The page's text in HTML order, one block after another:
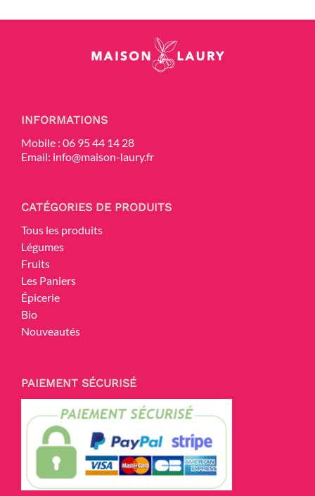
INFORMATIONS
Mobile : 06 95 44 14 28
Email: info@maison-laury.fr
CATÉGORIES DE PRODUITS
Tous les produits
Légumes
Fruits
Les Paniers
Épicerie
Bio
Nouveautés
PAIEMENT SÉCURISÉ